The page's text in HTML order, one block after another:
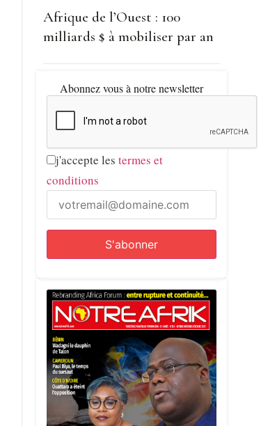
Afrique de l’Ouest : 100
milliards $ à mobiliser par an
Abonnez vous à notre newsletter
j'accepte les termes et
conditions